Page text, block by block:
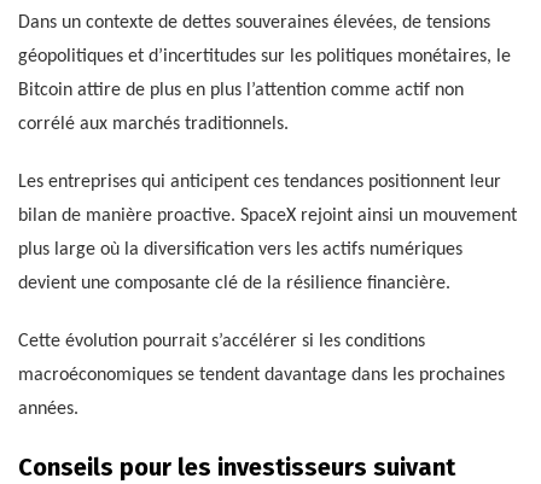
Dans un contexte de dettes souveraines élevées, de tensions
géopolitiques et d’incertitudes sur les politiques monétaires, le
Bitcoin attire de plus en plus l’attention comme actif non
corrélé aux marchés traditionnels.
Les entreprises qui anticipent ces tendances positionnent leur
bilan de manière proactive. SpaceX rejoint ainsi un mouvement
plus large où la diversification vers les actifs numériques
devient une composante clé de la résilience financière.
Cette évolution pourrait s’accélérer si les conditions
macroéconomiques se tendent davantage dans les prochaines
années.
Conseils pour les investisseurs suivant